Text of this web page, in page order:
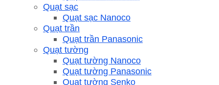
Quạt sạc
Quạt sạc Nanoco
Quạt trần
Quạt trần Panasonic
Quạt tường
Quạt tường Nanoco
Quạt tường Panasonic
Quạt tường Senko